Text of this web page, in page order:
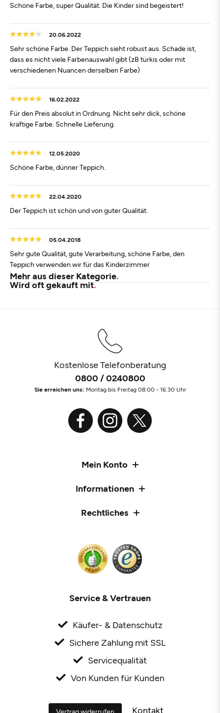
Schöne Farbe, super Qualität. Die Kinder sind begeistert!
20.06.2022
Sehr schöne Farbe. Der Teppich sieht robust aus. Schade ist,
dass es nicht viele Farbenauswahl gibt (zB türkis oder mit
verschiedenen Nuancen derselben Farbe)
16.02.2022
Für den Preis absolut in Ordnung. Nicht sehr dick, schöne
kräftige Farbe. Schnelle Lieferung.
12.05.2020
Schöne Farbe, dünner Teppich.
22.04.2020
Der Teppich ist schön und von guter Qualität.
05.04.2018
Sehr gute Qualität, gute Verarbeitung, schöne Farbe, den
Teppich verwenden wir für das Kinderzimmer
Mehr aus dieser Kategorie
Wird oft gekauft mit
Kostenlose Telefonberatung
0800 / 0240800
Sie erreichen uns: Montag bis Freitag 08:00 - 16:30 Uhr
Mein Konto
Informationen
Rechtliches
Service & Vertrauen
Käufer- & Datenschutz
Sichere Zahlung mit SSL
Servicequalität
Von Kunden für Kunden
Vertrag widerrufen Kontakt